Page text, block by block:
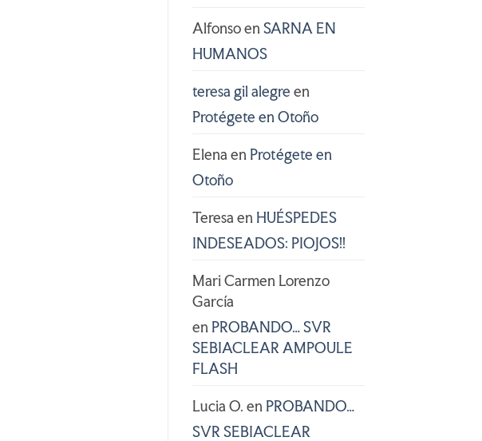
Alfonsoen SARNA EN
HUMANOS
teresa gil alegre en
Protégete en Otoño
Elena en Protégete en
Otoño
Teresa en HUÉSPEDES
INDESEADOS: PIOJOS!!
Mari Carmen Lorenzo
García
en PROBANDO… SVR
SEBIACLEAR AMPOULE
FLASH
Lucia O. en PROBANDO…
SVR SEBIACLEAR